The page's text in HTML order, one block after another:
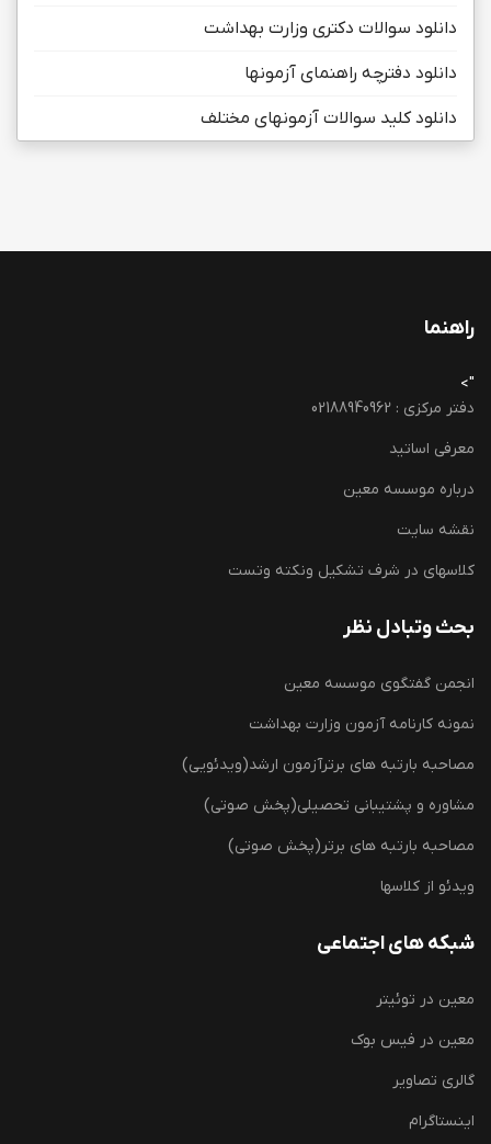
دانلود سوالات دکتری وزارت بهداشت
دانلود دفترچه راهنمای آزمونها
دانلود کلید سوالات آزمونهای مختلف
راهنما
">
دفتر مرکزی : 02188940962
معرفی اساتید
درباره موسسه معین
نقشه سایت
کلاسهای در شرف تشکیل ونکته وتست
بحث وتبادل نظر
انجمن گفتگوی موسسه معین
نمونه کارنامه آزمون وزارت بهداشت
مصاحبه بارتبه های برترآزمون ارشد(ویدئویی)
مشاوره و پشتیبانی تحصیلی(پخش صوتی)
مصاحبه بارتبه های برتر(پخش صوتی)
ویدئو از کلاسها
شبکه های اجتماعی
معین در توئیتر
معین در فیس بوک
گالری تصاویر
اینستاگرام